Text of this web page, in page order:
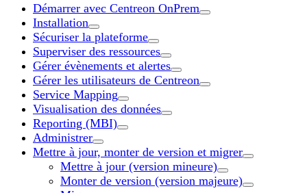
Démarrer avec Centreon OnPrem
Installation
Sécuriser la plateforme
Superviser des ressources
Gérer évènements et alertes
Gérer les utilisateurs de Centreon
Service Mapping
Visualisation des données
Reporting (MBI)
Administrer
Mettre à jour, monter de version et migrer
Mettre à jour (version mineure)
Monter de version (version majeure)